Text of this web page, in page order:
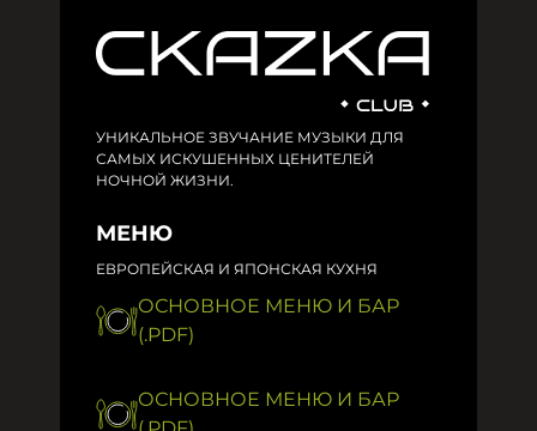
УНИКАЛЬНОЕ ЗВУЧАНИЕ МУЗЫКИ ДЛЯ
САМЫХ ИСКУШЕННЫХ ЦЕНИТЕЛЕЙ
НОЧНОЙ ЖИЗНИ.
МЕНЮ
ЕВРОПЕЙСКАЯ И ЯПОНСКАЯ КУХНЯ
ОСНОВНОЕ МЕНЮ И БАР
(.PDF)
ОСНОВНОЕ МЕНЮ И БАР